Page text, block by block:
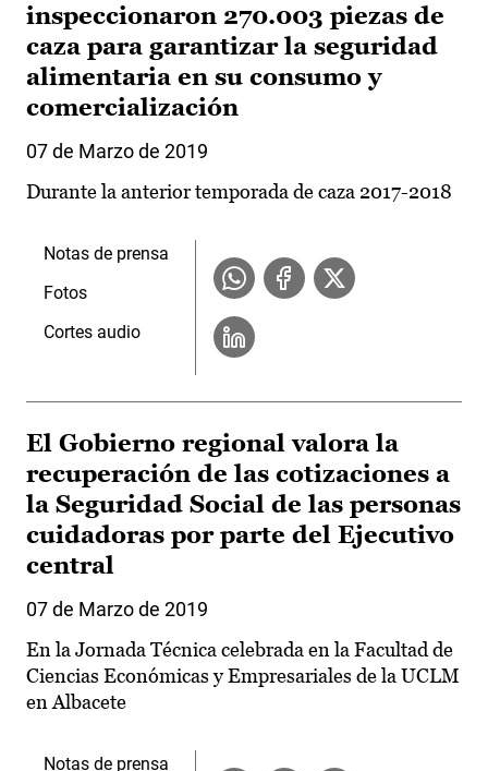
inspeccionaron 270.003 piezas de
caza para garantizar la seguridad
alimentaria en su consumo y
comercialización
07 de Marzo de 2019
Durante la anterior temporada de caza 2017-2018
Notas de prensa
Fotos
Cortes audio
El Gobierno regional valora la
recuperación de las cotizaciones a
la Seguridad Social de las personas
cuidadoras por parte del Ejecutivo
central
07 de Marzo de 2019
En la Jornada Técnica celebrada en la Facultad de
Ciencias Económicas y Empresariales de la UCLM
en Albacete
Notas de prensa